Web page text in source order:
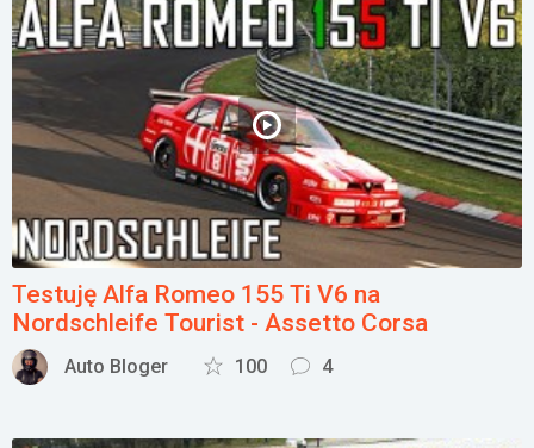
Testuję Alfa Romeo 155 Ti V6 na
Nordschleife Tourist - Assetto Corsa
Auto Bloger 100 4